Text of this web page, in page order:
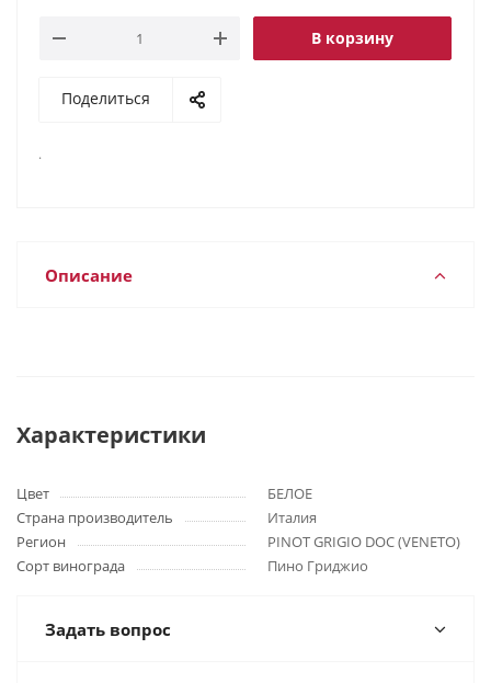
В корзину
Поделиться
.
Описание
Характеристики
Цвет
БЕЛОЕ
Страна производитель
Италия
Регион
PINOT GRIGIO DOC (VENETO)
Сорт винограда
Пино Гриджио
Задать вопрос